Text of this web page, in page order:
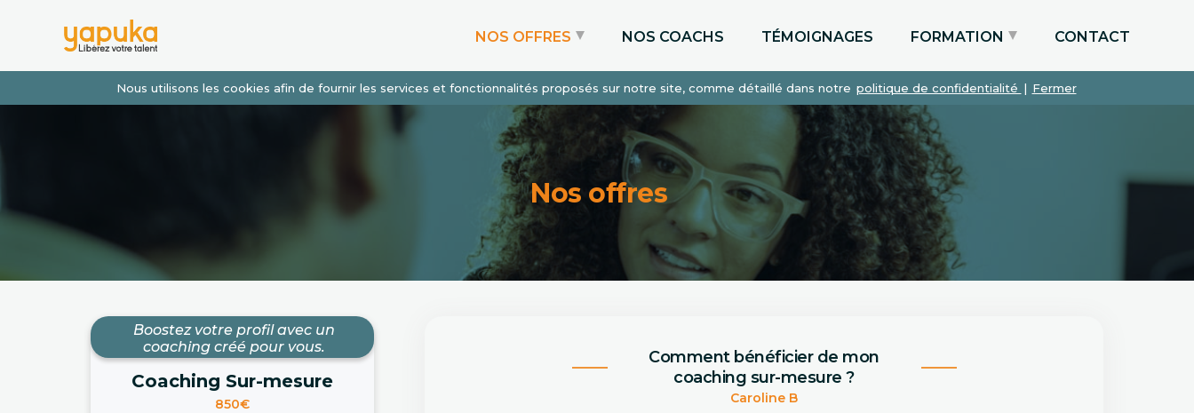
Nous utilisons les cookies afin de fournir les services et fonctionnalités proposés sur notre site, comme détaillé dans notre politique de confidentialité | Fermer
NOS OFFRES
Coaching Express
Coaching Admissions
Coaching Sur-mesure
NOS COACHS TÉMOIGNAGES FORMATION
Particuliers via le CPF
Etudiants
Entreprises
CONTACT
Nos offres
Boostez votre profil avec un
coaching créé pour vous.
Coaching Sur-mesure
850€
Comment bénéficier de mon
coaching sur-mesure ?
Caroline B